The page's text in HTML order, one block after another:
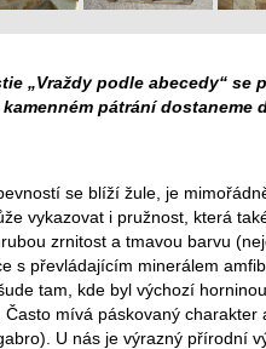
„Vraždy podle abecedy“ se
kamenném pátrání dostaneme
se blíží žule, je
vykazovat i pružnost, která
zrnitost a tmavou barvu
s převládajícím minerálem
tam, kde byl výchozí
mívá páskovaný charakter
U nás je výrazný přírodní